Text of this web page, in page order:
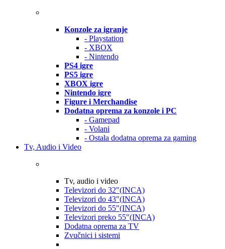
Konzole za igranje
- Playstation
- XBOX
- Nintendo
PS4 igre
PS5 igre
XBOX igre
Nintendo igre
Figure i Merchandise
Dodatna oprema za konzole i PC
- Gamepad
- Volani
- Ostala dodatna oprema za gaming
Tv, Audio i Video
Tv, audio i video
Televizori do 32"(INCA)
Televizori do 43"(INCA)
Televizori do 55"(INCA)
Televizori preko 55"(INCA)
Dodatna oprema za TV
Zvučnici i sistemi